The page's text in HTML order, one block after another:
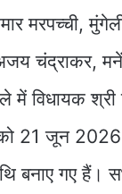
मरपच्ची,
चंद्राकर,
में विधायक
21 जून 2026
गए हैं।